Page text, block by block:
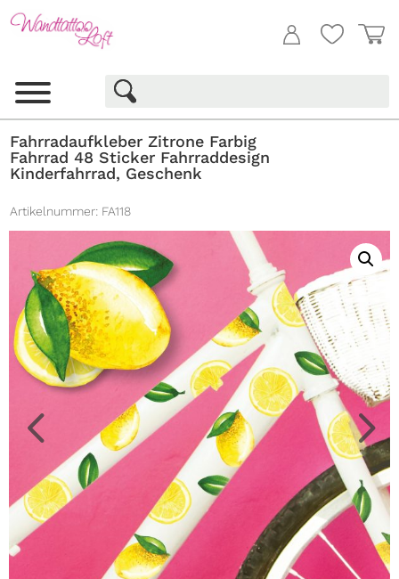
Fahrradaufkleber Zitrone Farbig
Fahrrad 48 Sticker Fahrraddesign
Kinderfahrrad, Geschenk
Artikelnummer: FA118